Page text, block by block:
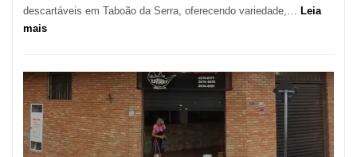
descartáveis em Taboão da Serra, oferecendo variedade,… Leia
mais:
Embalagens
e
Descartáveis
no
Taboão